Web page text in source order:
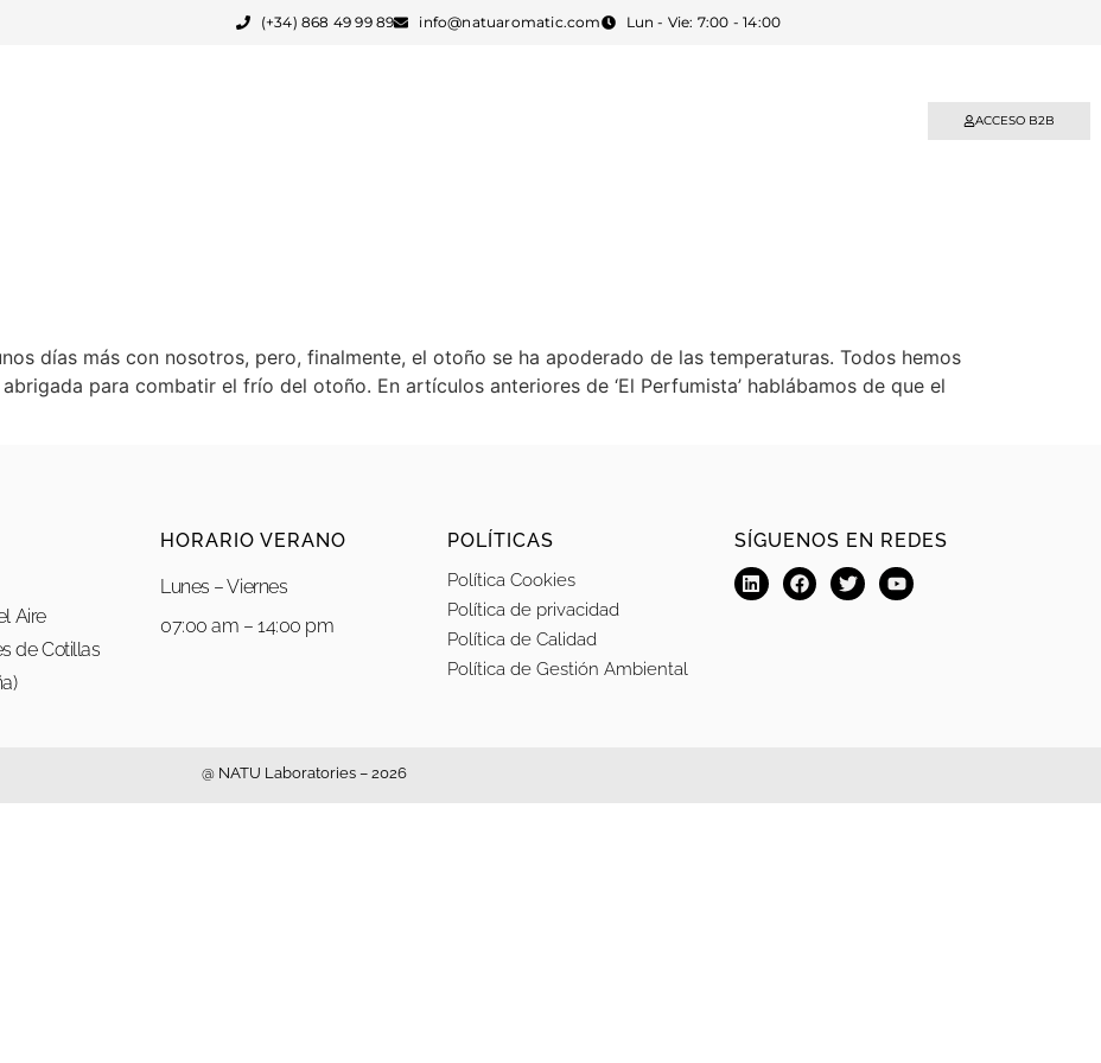
(+34) 868 49 99 89 info@natuaromatic.com Lun - Vie: 7:00 - 14:00
ACCESO B2B
días más con nosotros, pero, finalmente, el otoño se ha apoderado de las temperaturas. Todos hemos
para combatir el frío del otoño. En artículos anteriores de ‘El Perfumista’ hablábamos de que el
Aire
de Cotillas
HORARIO VERANO
Lunes – Viernes
07:00 am – 14:00 pm
POLÍTICAS
Política Cookies
Política de privacidad
Política de Calidad
Política de Gestión Ambiental
SÍGUENOS EN REDES
@ NATU Laboratories – 2026